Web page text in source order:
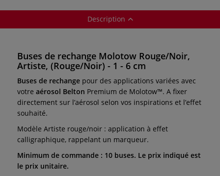
Description
Buses de rechange Molotow Rouge/Noir,
Artiste, (Rouge/Noir) - 1 - 6 cm
Buses de rechange pour des applications variées avec
votre aérosol Belton Premium de Molotow™. A fixer
directement sur l’aérosol selon vos inspirations et l’effet
souhaité.
Modèle Artiste rouge/noir : application à effet
calligraphique, rappelant un marqueur.
Minimum de commande : 10 buses. Le prix indiqué est
le prix unitaire.